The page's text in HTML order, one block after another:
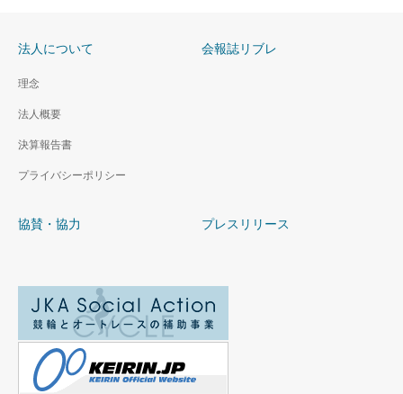
法人について
理念
法人概要
決算報告書
プライバシーポリシー
会報誌リブレ
協賛・協力 プレスリリース